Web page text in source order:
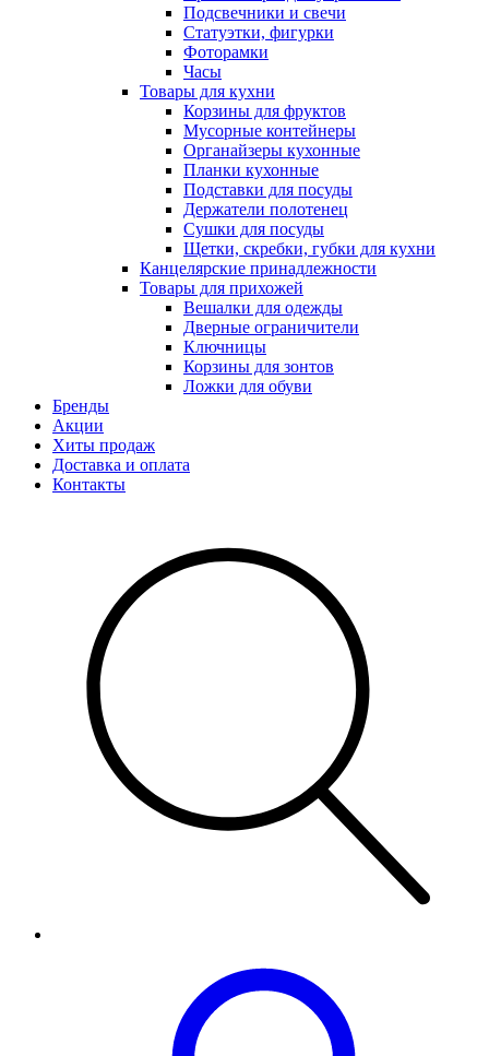
Подсвечники и свечи
Статуэтки, фигурки
Фоторамки
Часы
Товары для кухни
Корзины для фруктов
Мусорные контейнеры
Органайзеры кухонные
Планки кухонные
Подставки для посуды
Держатели полотенец
Сушки для посуды
Щетки, скребки, губки для кухни
Канцелярские принадлежности
Товары для прихожей
Вешалки для одежды
Дверные ограничители
Ключницы
Корзины для зонтов
Ложки для обуви
Бренды
Акции
Хиты продаж
Доставка и оплата
Контакты